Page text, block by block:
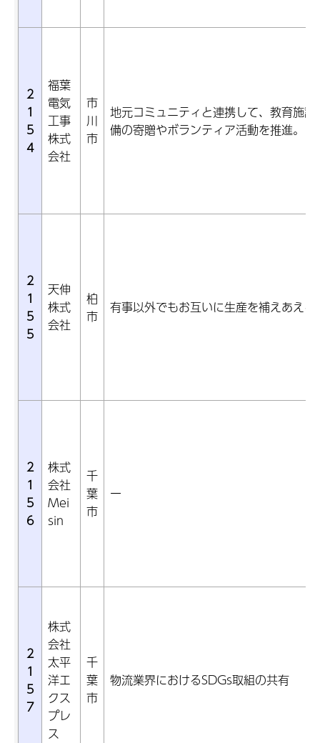
2
1
5
4
福葉
電気
工事
株式
会社
市
川
市
地元コミュニティと連携して、教育施
備の寄贈やボランティア活動を推進。
2
1
5
5
天伸
株式
会社
柏
市
有事以外でもお互いに生産を補えあえ
2
1
5
6
株式
会社
Mei
sin
千
葉
市
ー
2
1
5
7
株式
会社
太平
洋エ
クス
プレ
ス
千
葉
市
物流業界におけるSDGs取組の共有